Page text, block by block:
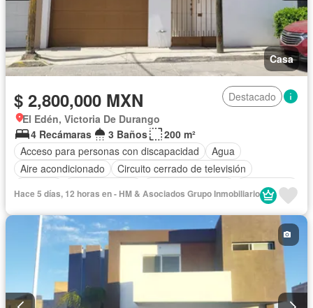
Casa
$ 2,800,000 MXN
Destacado
El Edén, Victoria De Durango
4 Recámaras
3 Baños
200 m²
Acceso para personas con discapacidad
Agua
Aire acondicionado
Circuito cerrado de televisión
Electricidad
Sin amueblar
Hace 5 días, 12 horas en - HM & Asociados Grupo Inmobiliario